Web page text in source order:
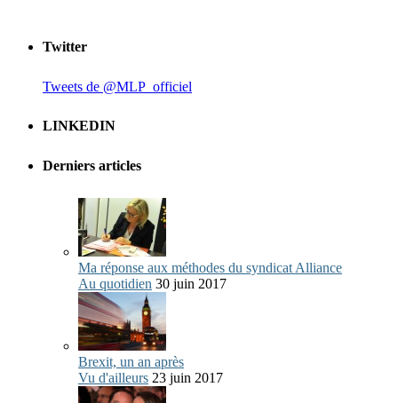
Twitter
Tweets de @MLP_officiel
LINKEDIN
Derniers articles
Ma réponse aux méthodes du syndicat Alliance
Au quotidien 30 juin 2017
Brexit, un an après
Vu d'ailleurs 23 juin 2017